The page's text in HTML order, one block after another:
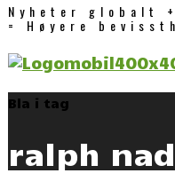
Nyheter globalt
= Høyere
Bla i tag
ralph